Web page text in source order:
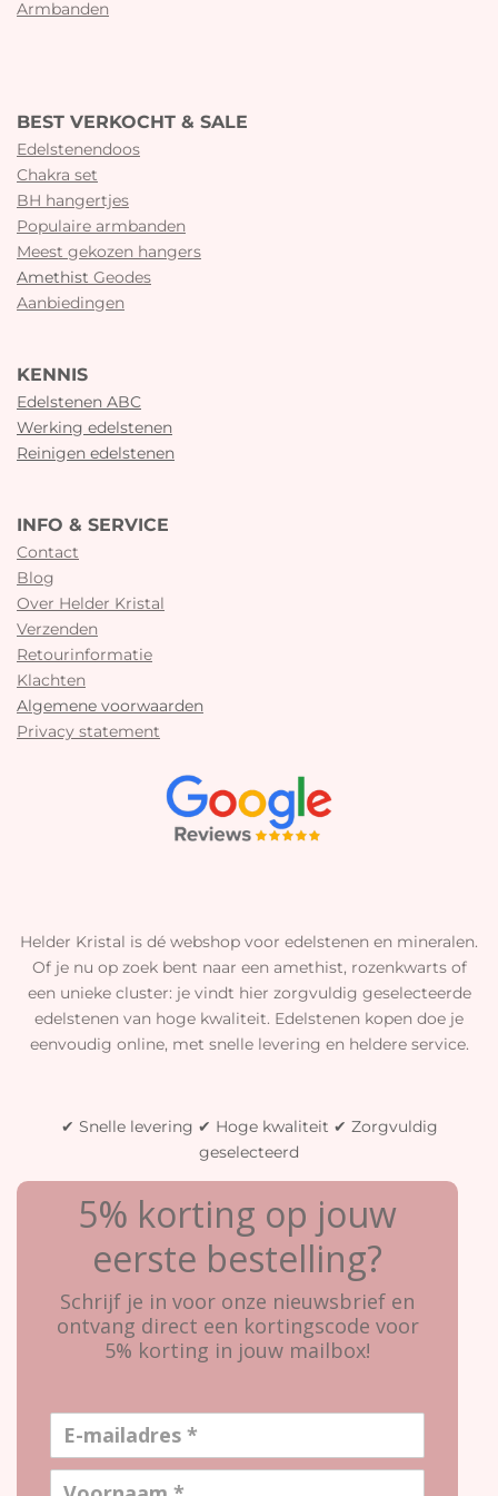
Armbanden
BEST VERKOCHT & SALE
Edelstenendoos
Chakra set
BH hangertjes
Populaire armbanden
Meest gekozen hangers
Amethist Geodes
Aanbiedingen
KENNIS
Edelstenen ABC
Werking edelstenen
Reinigen edelstenen
INFO & SERVICE
Contact
Blog
Over Helder Kristal
Verzenden
Retourinformatie
Klachten
Algemene voorwaarden
Privacy statement
Helder Kristal is dé webshop voor edelstenen en mineralen.
Of je nu op zoek bent naar een amethist, rozenkwarts of
een unieke cluster: je vindt hier zorgvuldig geselecteerde
edelstenen van hoge kwaliteit. Edelstenen kopen doe je
eenvoudig online, met snelle levering en heldere service.
✔ Snelle levering ✔ Hoge kwaliteit ✔ Zorgvuldig
geselecteerd
5% korting op jouw
eerste bestelling?
Schrijf je in voor onze nieuwsbrief en
ontvang direct een kortingscode voor
5% korting in jouw mailbox!